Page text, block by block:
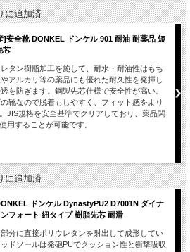
に追加済
]安全靴 DONKEL ドンケル 901 耐油 耐薬品 短
芯
タン樹脂加工を施して、耐水・耐油性はもち
アルカリ等の薬品にも優れた耐久性を発揮し
を防ぎます。鋼製先芯仕様で安全性が高い。
靴なので脱着もしやすく、フィット感をより
JIS規格を安全基準でクリアしており、薬品関
用することが可能です。
に追加済
ドンケル DynastyPU2 D7001N ダイナ
フォート 紐タイプ 樹脂先芯 耐滑
分に直接ポリウレタンを射出して成形してい
ドソールは発砲PUでクッション性と衝撃吸収